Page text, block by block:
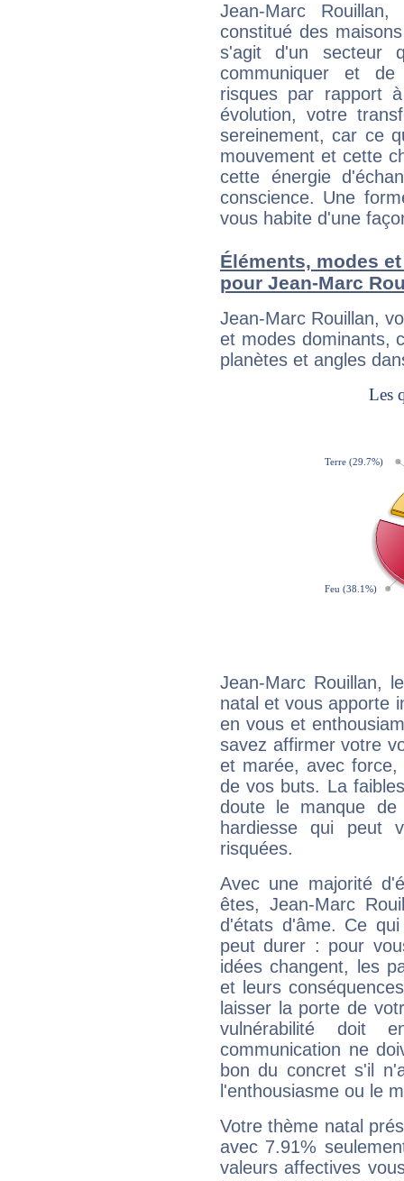
Jean-Marc
constitué des
s'agit d'un secteur
communiquer et
risques par rapport
évolution, votre
sereinement, car ce
mouvement et cette
cette énergie
conscience. Une
vous habite d'une
Éléments, modes
pour Jean-Marc
Jean-Marc Rouillan,
et modes dominants,
planètes et angles
Jean-Marc Rouillan,
natal et vous apporte
en vous et
savez affirmer votre
et marée, avec
de vos buts. La
doute le manque
hardiesse qui peut
risquées.
Avec une majorité
êtes, Jean-Marc
d'états d'âme. Ce
peut durer : pour
idées changent, les
et leurs
laisser la porte de
vulnérabilité doit
communication ne
bon du concret s'il
l'enthousiasme ou le
Votre thème natal
avec 7.91%
valeurs affectives